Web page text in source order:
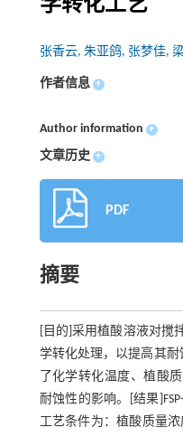
学转化工艺
张香云, 朱亚鸽, 张梦佳,
作者信息 +
Author information +
文章历史 +
PDF
摘要
[目的]采用植酸溶液对搅
学转化处理，以提高其
了化学转化温度、植酸
耐蚀性的影响。[结果
工艺条件为：植酸质量浓